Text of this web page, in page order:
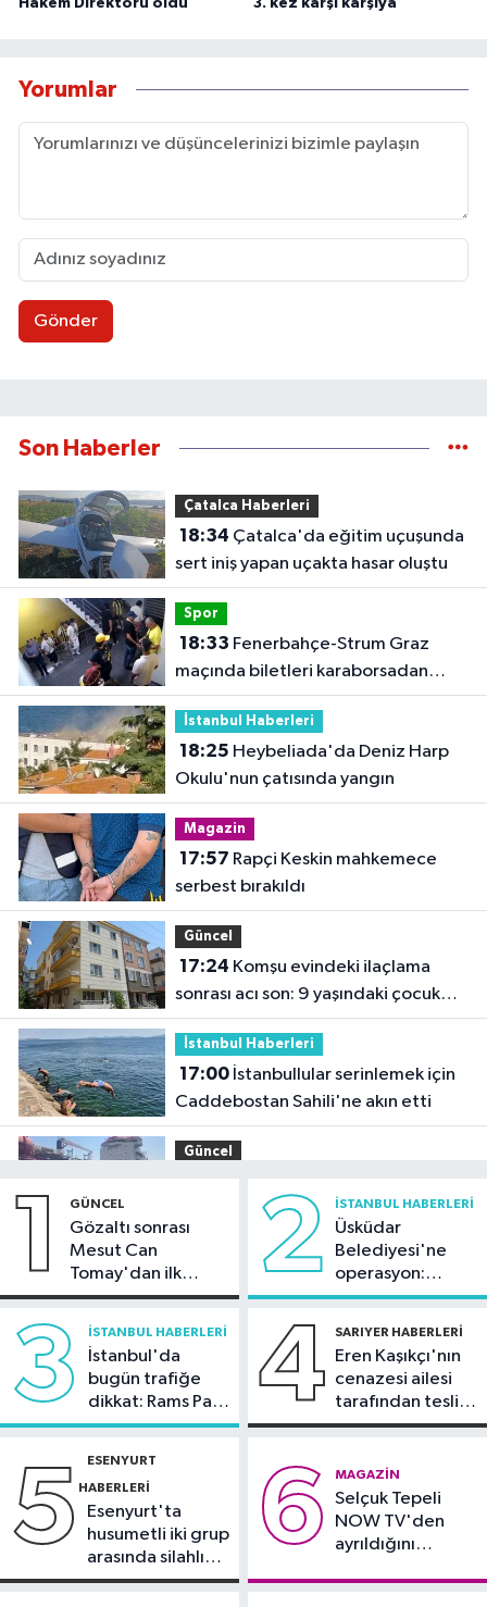
Yorumlar
Gönder
Son Haberler
Çatalca Haberleri
18:34
sert iniş yapan uçakta hasar oluştu
Spor
18:33
maçında biletleri karaborsadan
satan 2 şüpheli tutuklandı
İstanbul Haberleri
18:25
Okulu'nun çatısında yangın
Magazin
17:57
serbest bırakıldı
Güncel
17:24
sonrası acı son: 9 yaşındaki çocuk
hayatını kaybetti
İstanbul Haberleri
17:00İstanbullular serinlemek için
Caddebostan Sahili'ne akın etti
Güncel
Yalova Demirleme Sahası'na alındı
16:26Fındık alım fiyatları belli oldu!
15:57
anlaşmasını duyurdu
ediyor: Uzmandan önemli tavsiyeler
1 GÜNCEL
Gözaltı sonrası
Mesut Can
Tomay'dan ilk
açıklama
2 İSTANBUL HABERLERI
Üsküdar
Belediyesi'ne
operasyon:
Sinem Dedetaş'a
3 İSTANBUL HABERLERI
İstanbul'da
bugün trafiğe
dikkat: Rams Park
çevresinde bazı
4 SARIYER HABERLERI
Eren Kaşıkçı'nın
cenazesi ailesi
tarafından teslim
alındı
5 ESENYURT
HABERLERI
Esenyurt'ta
husumetli iki grup
arasında silahlı
kavga
6 MAGAZIN
Selçuk Tepeli
NOW TV'den
ayrıldığını